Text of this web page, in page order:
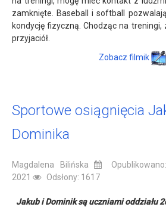
zamknięte. Baseball i softball
kondycję fizyczną. Chodząc na treningi,
przyjaciół.
Zobacz filmik
Sportowe osiągnięcia
Dominika
Magdalena Bilińska
2021
Odsłony: 1617
Jakub i Dominik są uczniami oddziału